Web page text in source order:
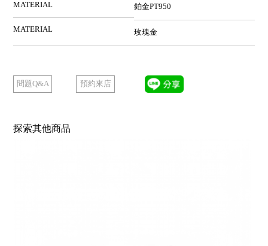
MATERIAL 鉑金PT950
MATERIAL 玫瑰金
問題Q&A 預約來店
探索其他商品